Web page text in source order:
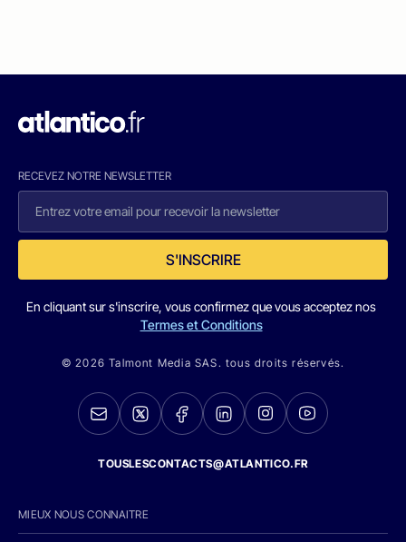
RECEVEZ NOTRE NEWSLETTER
S'INSCRIRE
En cliquant sur s'inscrire, vous confirmez que vous acceptez nos
Termes et Conditions
© 2026 Talmont Media SAS. tous droits réservés.
TOUSLESCONTACTS@ATLANTICO.FR
MIEUX NOUS CONNAITRE